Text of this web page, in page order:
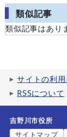
類似記事
類似記事はあり
サイトの利
RSSについて
吉野川市役所
サイトマップ